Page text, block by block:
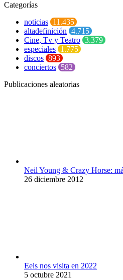
Categorías
noticias 11.435
altadefinición 4.715
Cine, Tv y Teatro 3.379
especiales 1.775
discos 893
conciertos 582
Publicaciones aleatorias
Neil Young & Crazy Horse:
26 diciembre 2012
Eels nos visita en 2022
5 octubre 2021